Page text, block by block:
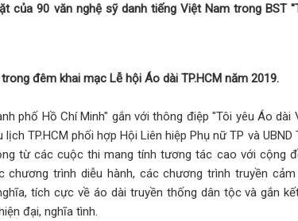
Nam
9 tuổi bản lĩnh trở thành Đại sứ
dần khẳng định đẳng cấp qua
Việt Nam”
của 90 văn nghệ sỹ danh tiếng Việt Nam trong BST
đêm khai mạc Lễ hội Áo dài TP.HCM năm 2019.
phố Hồ Chí Minh" gắn với thông điệp "Tôi yêu Áo dài
lịch TP.HCM phối hợp Hội Liên hiệp Phụ nữ TP và
từ các cuộc thi mang tính tương tác cao với cộng
chương trình diễu hành, các chương trình truyền
tích cực về áo dài truyền thống dân tộc và gắn
đại, nghĩa tình.